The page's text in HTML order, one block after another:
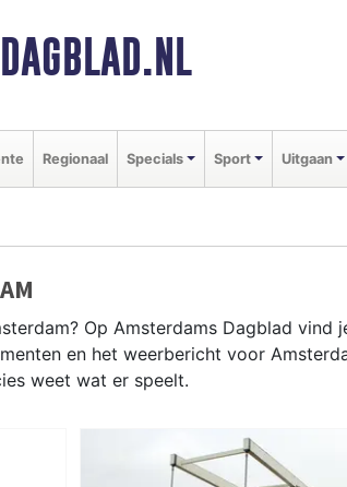
Regionaal Specials Sport Uitgaan
Op Amsterdams Dagblad vind
en het weerbericht voor
weet wat er speelt.
en evenementen als Koningsdag of de